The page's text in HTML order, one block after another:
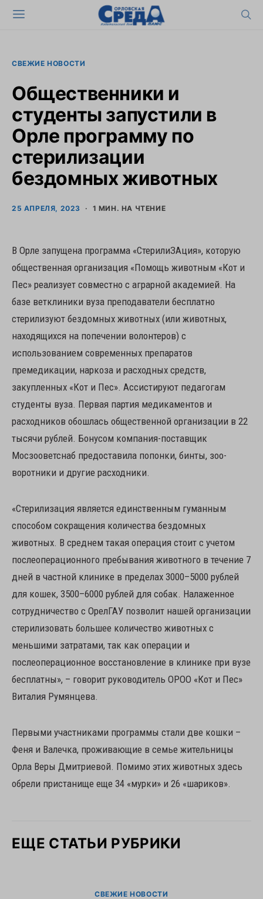
СВЕЖИЕ НОВОСТИ
Общественники и
студенты запустили в
Орле программу по
стерилизации
бездомных животных
25 АПРЕЛЯ, 2023 1 МИН. НА ЧТЕНИЕ
В Орле запущена программа «СтерилиЗАция», которую
общественная организация «Помощь животным «Кот и
Пес» реализует совместно с аграрной академией. На
базе ветклиники вуза преподаватели бесплатно
стерилизуют бездомных животных (или животных,
находящихся на попечении волонтеров) с
использованием современных препаратов
премедикации, наркоза и расходных средств,
закупленных «Кот и Пес». Ассистируют педагогам
студенты вуза. Первая партия медикаментов и
расходников обошлась общественной организации в 22
тысячи рублей. Бонусом компания-поставщик
Мосзооветснаб предоставила попонки, бинты, зоо-
воротники и другие расходники.
«Стерилизация является единственным гуманным
способом сокращения количества бездомных
животных. В среднем такая операция стоит с учетом
послеоперационного пребывания животного в течение 7
дней в частной клинике в пределах 3000–5000 рублей
для кошек, 3500–6000 рублей для собак. Налаженное
сотрудничество с ОрелГАУ позволит нашей организации
стерилизовать большее количество животных с
меньшими затратами, так как операции и
послеоперационное восстановление в клинике при вузе
бесплатны», – говорит руководитель ОРОО «Кот и Пес»
Виталия Румянцева.
Первыми участниками программы стали две кошки –
Феня и Валечка, проживающие в семье жительницы
Орла Веры Дмитриевой. Помимо этих животных здесь
обрели пристанище еще 34 «мурки» и 26 «шариков».
ЕЩЕ СТАТЬИ РУБРИКИ
СВЕЖИЕ НОВОСТИ